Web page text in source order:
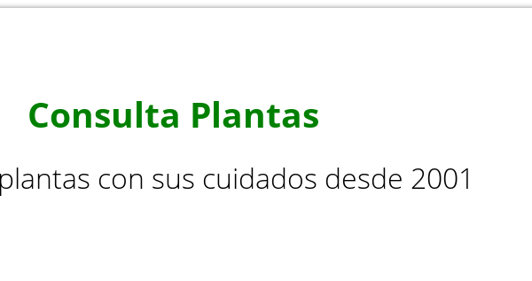
Consulta Plantas
con sus cuidados desde 2001